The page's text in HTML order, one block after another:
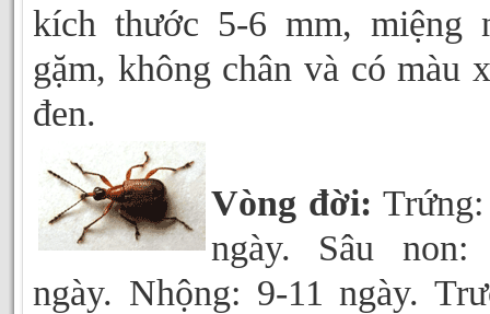
kích thước 5-6 mm, miệng
gặm, không chân và có màu
đen.
Vòng đời:
ngày. Sâu non:
ngày. Nhộng: 9-11 ngày.